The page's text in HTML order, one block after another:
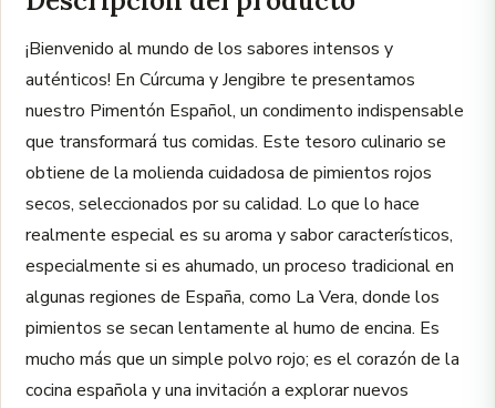
¡Bienvenido al mundo de los sabores intensos y
auténticos! En Cúrcuma y Jengibre te presentamos
nuestro Pimentón Español, un condimento indispensable
que transformará tus comidas. Este tesoro culinario se
obtiene de la molienda cuidadosa de pimientos rojos
secos, seleccionados por su calidad. Lo que lo hace
realmente especial es su aroma y sabor característicos,
especialmente si es ahumado, un proceso tradicional en
algunas regiones de España, como La Vera, donde los
pimientos se secan lentamente al humo de encina. Es
mucho más que un simple polvo rojo; es el corazón de la
cocina española y una invitación a explorar nuevos